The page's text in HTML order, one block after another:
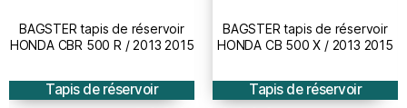
BAGSTER tapis de réservoir
HONDA CBR 500 R / 2013 2015
Tapis de réservoir
BAGSTER tapis de réservoir
HONDA CB 500 X / 2013 2015
Tapis de réservoir